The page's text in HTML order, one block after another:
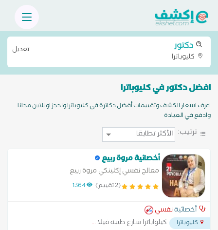
دكتور
كليوباترا
تعديل
افضل دكتور في كليوباترا
اعرف اسعار الكشف وتقييمات أفضل دكاترة في كليوباترا واحجز اونلاين مجانا
وادفع في العيادة
ترتيب:
أخصائية مروة ربيع
معالج نفسي إكلينكي مروة ربيع
(2 تقييم) 1364
أخصائيةنفسي
كليوباترا كيلواباترا شارع طيبة ڤيلا...